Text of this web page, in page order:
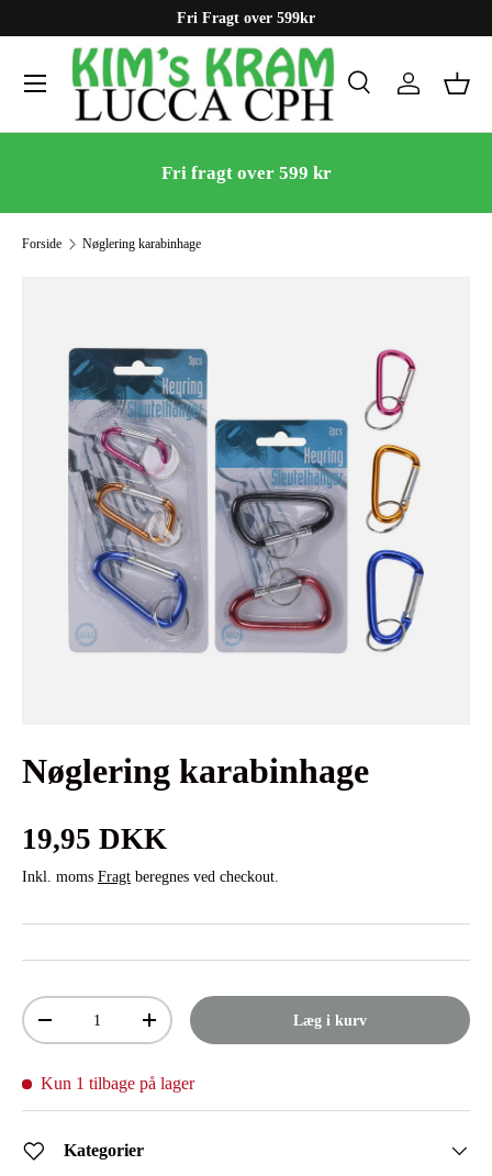
Gå til indhold
Fri Fragt over 599kr
Søg
Søg Log indKurv
Menu
Fri fragt over 599 kr
Forside Nøglering karabinhage
Nøglering karabinhage
Normalpris
19,95 DKK
Inkl. moms Fragt beregnes ved checkout.
Antal
Mindsk antal
Øg antal Læg i kurv
Kun 1 tilbage på lager
Kategorier